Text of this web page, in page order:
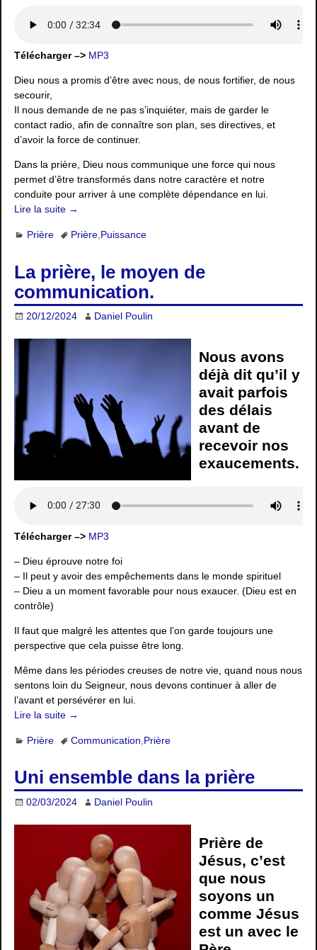
Télécharger –> MP3
Dieu nous a promis d’être avec nous, de nous fortifier, de nous
secourir,
Il nous demande de ne pas s’inquiéter, mais de garder le
contact radio, afin de connaître son plan, ses directives, et
d’avoir la force de continuer.
Dans la prière, Dieu nous communique une force qui nous
permet d’être transformés dans notre caractère et notre
conduite pour arriver à une complète dépendance en lui.
Lire la suite →
Prière Prière, Puissance
La prière, le moyen de
communication.
20/12/2024 Daniel Poulin
Nous avons
déjà dit qu’il y
avait parfois
des délais
avant de
recevoir nos
exaucements.
Télécharger –> MP3
– Dieu éprouve notre foi
– Il peut y avoir des empêchements dans le monde spirituel
– Dieu a un moment favorable pour nous exaucer. (Dieu est en
contrôle)
Il faut que malgré les attentes que l’on garde toujours une
perspective que cela puisse être long.
Même dans les périodes creuses de notre vie, quand nous nous
sentons loin du Seigneur, nous devons continuer à aller de
l’avant et persévérer en lui.
Lire la suite →
Prière Communication Prière
Uni ensemble dans la prière
02/03/2024 Daniel Poulin
Prière de
Jésus, c’est
que nous
soyons un
comme Jésus
est un avec le